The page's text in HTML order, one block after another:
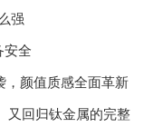
强
安全
，颜值质感全面革新
又回归钛金属的完整